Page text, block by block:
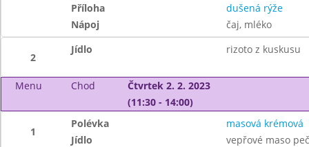
Příloha
dušená rýže
Nápoj
čaj, mléko
2
Jídlo rizoto z kuskusu
Menu Chod
Čtvrtek 2. 2. 2023
(11:30 - 14:00)
1
Polévka
masová krémová
Jídlo
vepřové maso